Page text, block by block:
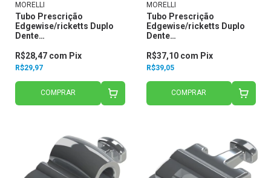
MORELLI
Tubo Prescrição
Edgewise/ricketts Duplo
Dente
para Solda C/ Gancho
Central Slot.018/.022 20.40
R$29,97
R$28,47 com Pix
COMPRAR
MORELLI
Tubo Prescrição
Edgewise/ricketts Duplo
Dente
para Cola C/ Gancho
Central Slot.018/.022
20.41.
R$39,05
R$37,10 com Pix
COMPRAR